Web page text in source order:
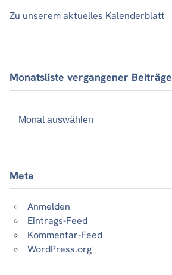
Zu unserem aktuelles Kalenderblatt
Monatsliste vergangener Beiträge
Monatsliste
vergangener
Beiträge
Meta
Anmelden
Eintrags-Feed
Kommentar-Feed
WordPress.org